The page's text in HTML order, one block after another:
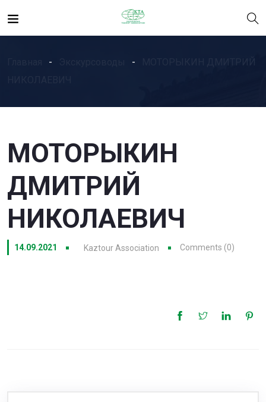
МОТОРЫКИН
ДМИТРИЙ
НИКОЛАЕВИЧ
14.09.2021 Kaztour Association Comments (0)